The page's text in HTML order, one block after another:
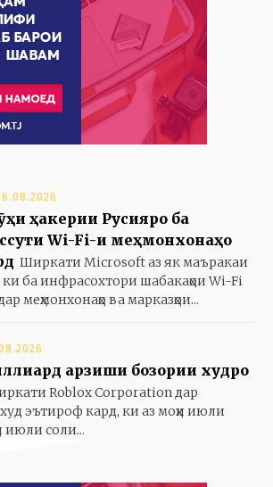
ҳакерии Русияро ба
Wi-Fi-и меҳмонхонаҳо
Ширкати Microsoft аз як маъракаи
ки ба инфрасохтори шабакаҳои Wi-Fi
меҳмонхонаҳо ва марказҳои...
арзиши бозории худро
Roblox Corporation дар
худ эътироф кард, ки аз моҳи июли
июли соли...